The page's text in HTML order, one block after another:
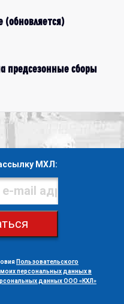
(обновляется)
предсезонные сборы
МХЛ:
Пользовательского
персональных данных в
данных ООО «КХЛ»